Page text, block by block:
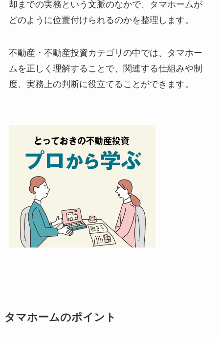
却までの実務という文脈のなかで、タマホームが
どのように位置付けられるのかを整理します。
不動産・不動産投資カテゴリの中では、タマホー
ムを正しく理解することで、関連する仕組みや制
度、実務上の判断に役立てることができます。
タマホームのポイント